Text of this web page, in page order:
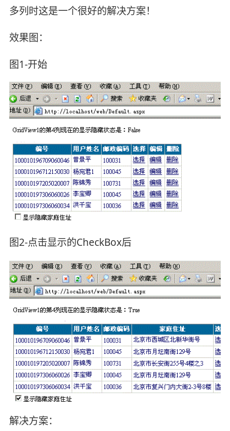
多列时这是一个很好的解决方案！
效果图：
图1-开始
图2-点击显示的CheckBox后
解决方案：